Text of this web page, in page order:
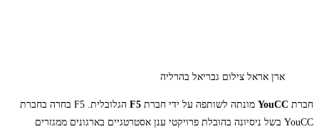
ארן אראל צילום גבריאל בהרליה
חברת YouCC מונתה לשותפה על ידי חברת F5
הגלובלית. F5 בחרה בחברת
YouCC בשל ניסיונה בהובלת פרויקטי ענן אסטרטגיים בארגונים ממגזרים